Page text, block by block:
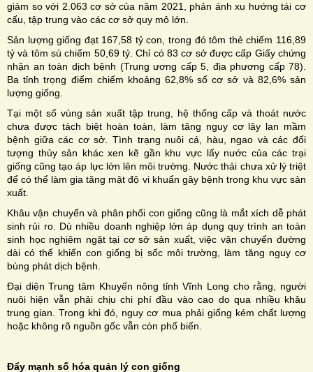
giảm so với 2.063 cơ sở của năm 2021, phản ánh xu hướng tái cơ
cấu, tập trung vào các cơ sở quy mô lớn.
Sản lượng giống đạt 167,58 tỷ con, trong đó tôm thẻ chiếm 116,89
tỷ và tôm sú chiếm 50,69 tỷ. Chỉ có 83 cơ sở được cấp Giấy chứng
nhận an toàn dịch bệnh (Trung ương cấp 5, địa phương cấp 78).
Ba tỉnh trọng điểm chiếm khoảng 62,8% số cơ sở và 82,6% sản
lượng giống.
Tại một số vùng sản xuất tập trung, hệ thống cấp và thoát nước
chưa được tách biệt hoàn toàn, làm tăng nguy cơ lây lan mầm
bệnh giữa các cơ sở. Tình trạng nuôi cá, hàu, ngao và các đối
tượng thủy sản khác xen kẽ gần khu vực lấy nước của các trại
giống cũng tạo áp lực lớn lên môi trường. Nước thải chưa xử lý triệt
để có thể làm gia tăng mật độ vi khuẩn gây bệnh trong khu vực sản
xuất.
Khâu vận chuyển và phân phối con giống cũng là mắt xích dễ phát
sinh rủi ro. Dù nhiều doanh nghiệp lớn áp dụng quy trình an toàn
sinh học nghiêm ngặt tại cơ sở sản xuất, việc vận chuyển đường
dài có thể khiến con giống bị sốc môi trường, làm tăng nguy cơ
bùng phát dịch bệnh.
Đại diện Trung tâm Khuyến nông tỉnh Vĩnh Long cho rằng, người
nuôi hiện vẫn phải chịu chi phí đầu vào cao do qua nhiều khâu
trung gian. Trong khi đó, nguy cơ mua phải giống kém chất lượng
hoặc không rõ nguồn gốc vẫn còn phổ biến.
Đẩy mạnh số hóa quản lý con giống